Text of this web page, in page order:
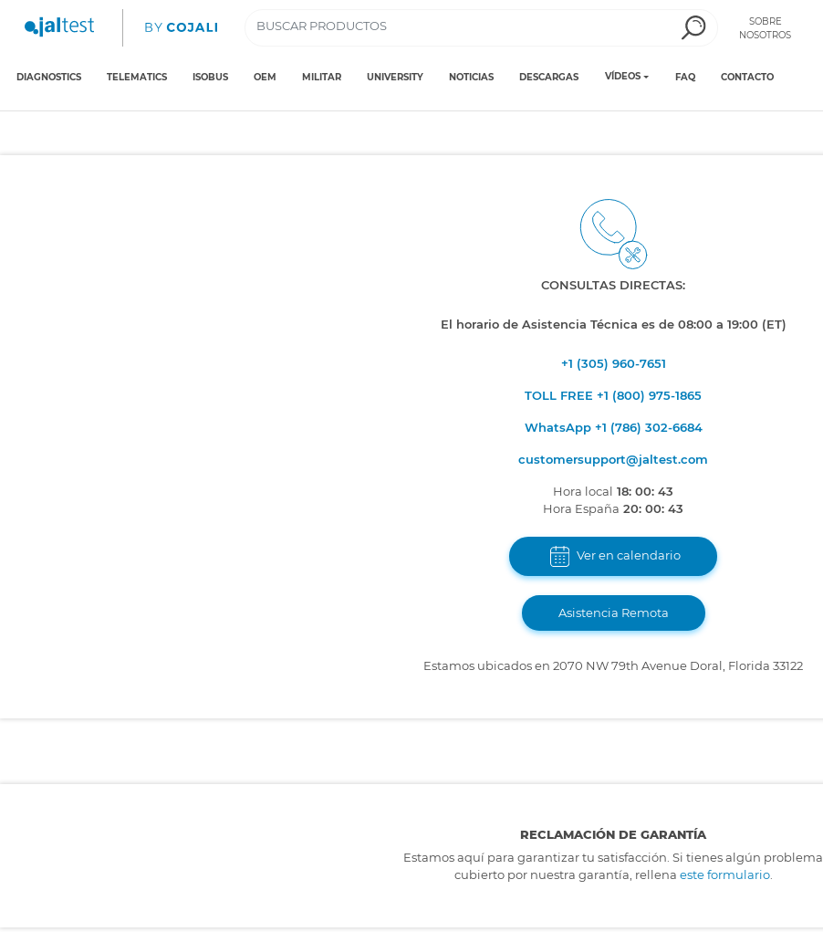
SOBRE
NOSOTROS
DIAGNOSTICS TELEMATICS ISOBUS OEM MILITAR UNIVERSITY NOTICIAS DESCARGAS VÍDEOS FAQ CONTACTO
CONSULTAS DIRECTAS:
El horario de Asistencia Técnica es de 08:00 a 19:00 (ET)
+1 (305) 960-7651
TOLL FREE +1 (800) 975-1865
WhatsApp +1 (786) 302-6684
customersupport@jaltest.com
Hora local 18: 00: 43
Hora España 20: 00: 43
Ver en calendario
Asistencia Remota
Estamos ubicados en 2070 NW 79th Avenue Doral, Florida 33122
RECLAMACIÓN DE GARANTÍA
Estamos aquí para garantizar tu satisfacción. Si tienes algún problema
cubierto por nuestra garantía, rellena este formulario.